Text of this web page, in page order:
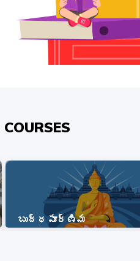
బుద్ధపూర్ణిమ